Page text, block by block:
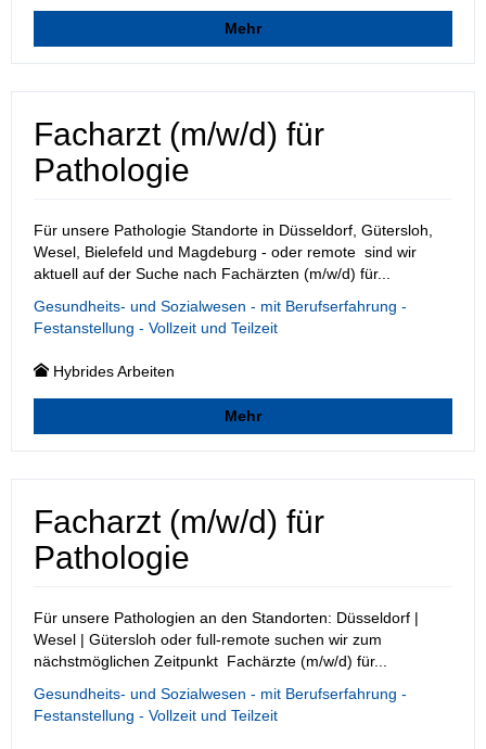
Mehr
Facharzt (m/w/d) für
Pathologie
Für unsere Pathologie Standorte in Düsseldorf, Gütersloh,
Wesel, Bielefeld und Magdeburg - oder remote sind wir
aktuell auf der Suche nach Fachärzten (m/w/d) für...
Gesundheits- und Sozialwesen - mit Berufserfahrung -
Festanstellung - Vollzeit und Teilzeit
Hybrides Arbeiten
Mehr
Facharzt (m/w/d) für
Pathologie
Für unsere Pathologien an den Standorten: Düsseldorf |
Wesel | Gütersloh oder full-remote suchen wir zum
nächstmöglichen Zeitpunkt Fachärzte (m/w/d) für...
Gesundheits- und Sozialwesen - mit Berufserfahrung -
Festanstellung - Vollzeit und Teilzeit